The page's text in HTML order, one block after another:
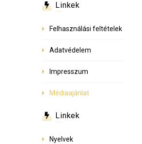
Linkek
Felhasználási feltételek
Adatvédelem
Impresszum
Médiaajánlat
Linkek
Nyelvek